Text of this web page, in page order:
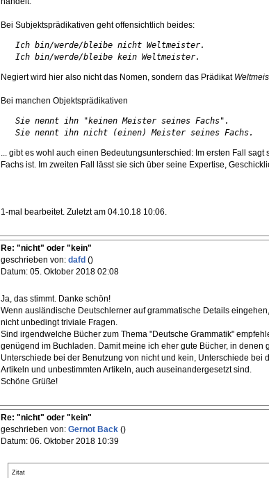
Bei Subjektsprädikativen geht offensichtlich beides:
Ich bin/werde/bleibe nicht Weltmeister.
   Ich bin/werde/bleibe kein Weltmeister.
Negiert wird hier also nicht das Nomen, sondern das Prädikat
Bei manchen Objektsprädikativen
Sie nennt ihn "keinen Meister seines Fachs".
   Sie nennt ihn nicht (einen) Meister seines Fachs.
... gibt es wohl auch einen Bedeutungsunterschied: Im ersten Fall
Fachs ist. Im zweiten Fall lässt sie sich über seine Expertise,
1-mal bearbeitet. Zuletzt am 04.10.18 10:06.
Re: "nicht" oder "kein"
geschrieben von: dafd ()
Datum: 05. Oktober 2018 02:08
Ja, das stimmt. Danke schön!
Wenn ausländische Deutschlerner auf grammatische Details
nicht unbedingt triviale Fragen.
Sind irgendwelche Bücher zum Thema "Deutsche Grammatik"
genügend im Buchladen. Damit meine ich eher gute Bücher, in denen
Unterschiede bei der Benutzung von nicht und kein, Unterschiede bei
Artikeln und unbestimmten Artikeln, auch auseinandergesetzt sind.
Schöne Grüße!
Re: "nicht" oder "kein"
geschrieben von: Gernot Back ()
Datum: 06. Oktober 2018 10:39
Zitat